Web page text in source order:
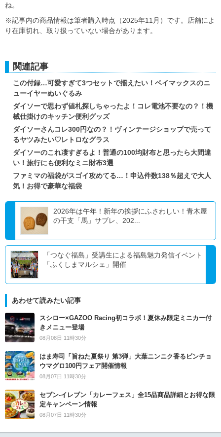
ね。
※記事内の商品情報は筆者購入時点（2025年11月）です。店舗によ
り在庫切れ、取り扱っていない場合があります。
関連記事
この付録…可愛すぎて3つセットで揃えたい！ベイマックスのニ
ューイヤーぬいぐるみ
ダイソーで思わず値札探しちゃったよ！コレ電池不要なの？！機
械仕掛けのキッチン便利グッズ
ダイソーさんコレ300円なの？！ヴィンテージショップで売って
るヤツみたい♡レトロなグラス
ダイソーのこれ凄すぎるよ！普通の100均財布と思ったら大間違
い！旅行にも便利なミニ財布3選
ファミマの福袋がスゴイ攻めてる…！申込件数138％超えで大人
気！お得で豪華な福袋
2026年は午年！新年の挨拶にふさわしい！青木屋
の干支「馬」サブレ、202...
「つなぐ福島」受講生による福島魅力発信イベント
「ふくしまマルシェ」開催
あわせて読みたい記事
スシロー×GAZOO Racing初コラボ！夏休み限定ミニカー付
きメニュー登場
08月08日 11時30分
はま寿司「旨ねた夏祭り 第3弾」大葉ニンニク香るビンチョ
ウマグロ100円フェア開催情報
08月07日 11時30分
セブン‐イレブン「カレーフェス」全15品商品詳細とお得な限
定キャンペーン情報
08月07日 11時30分